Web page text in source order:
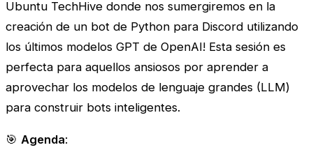
Ubuntu TechHive donde nos sumergiremos en la
creación de un bot de Python para Discord utilizando
los últimos modelos GPT de OpenAI! Esta sesión es
perfecta para aquellos ansiosos por aprender a
aprovechar los modelos de lenguaje grandes (LLM)
para construir bots inteligentes.
🎯 Agenda: